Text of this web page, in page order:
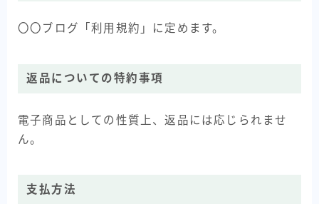
〇〇ブログ「利用規約」に定めます。
返品についての特約事項
電子商品としての性質上、返品には応じられませ
ん。
支払方法